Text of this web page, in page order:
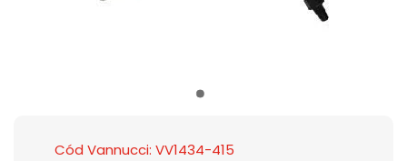
Cód Vannucci: VV1434-415